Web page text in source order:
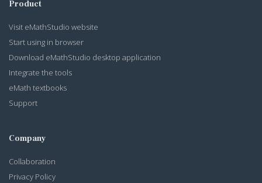
Product
Visit eMathStudio website
Start using in browser
Download eMathStudio desktop application
Integrate the tools
eMath textbooks
Support
Company
Collaboration
Privacy Policy